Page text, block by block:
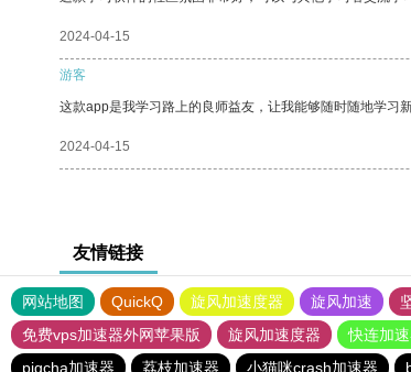
2024-04-15
游客
这款app是我学习路上的良师益友，让我能够随时随地学习
2024-04-15
友情链接
网站地图 QuickQ 旋风加速度器 旋风加速
免费vps加速器外网苹果版
旋风加速度器 快连加
pigcha加速器
荔枝加速器 小猫咪crash加速器